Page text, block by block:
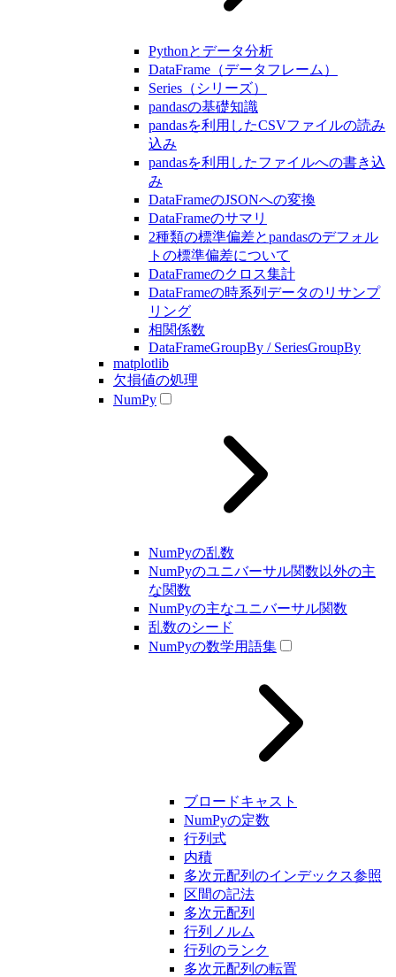
Pythonとデータ分析
DataFrame（データフレーム）
Series（シリーズ）
pandasの基礎知識
pandasを利用したCSVファイルの読み
込み
pandasを利用したファイルへの書き込
み
DataFrameのJSONへの変換
DataFrameのサマリ
2種類の標準偏差とpandasのデフォル
トの標準偏差について
DataFrameのクロス集計
DataFrameの時系列データのリサンプ
リング
相関係数
DataFrameGroupBy / SeriesGroupBy
matplotlib
欠損値の処理
NumPy
NumPyの乱数
NumPyのユニバーサル関数以外の主
な関数
NumPyの主なユニバーサル関数
乱数のシード
NumPyの数学用語集
ブロードキャスト
NumPyの定数
行列式
内積
多次元配列のインデックス参照
区間の記法
多次元配列
行列ノルム
行列のランク
多次元配列の転置